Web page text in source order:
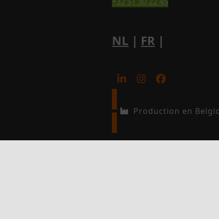
NL | FR |
LinkedInInstagram
Facebook
Production en